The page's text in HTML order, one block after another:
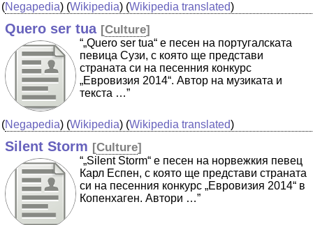
(Negapedia) (Wikipedia) (Wikipedia translated)
Quero ser tua [Culture]
“„Quero ser tua“ е песен на португалската
певица Сузи, с която ще представи
страната си на песенния конкурс
„Евровизия 2014“. Автор на музиката и
текста …”
(Negapedia) (Wikipedia) (Wikipedia translated)
Silent Storm [Culture]
“„Silent Storm“ е песен на норвежкия певец
Карл Еспен, с която ще представи страната
си на песенния конкурс „Евровизия 2014“ в
Копенхаген. Автори …”